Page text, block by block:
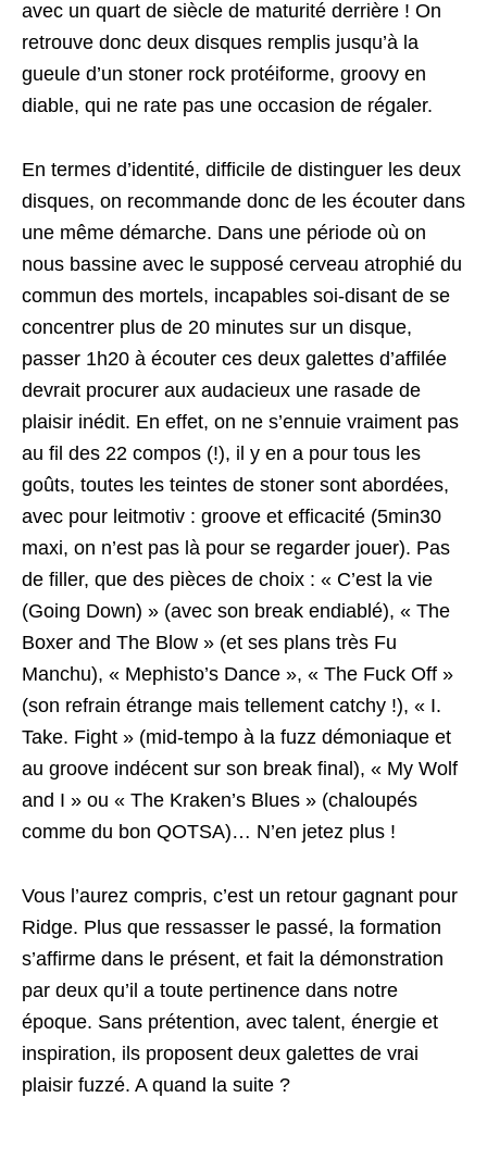
avec un quart de siècle de maturité derrière ! On
retrouve donc deux disques remplis jusqu’à la
gueule d’un stoner rock protéiforme, groovy en
diable, qui ne rate pas une occasion de régaler.
En termes d’identité, difficile de distinguer les deux
disques, on recommande donc de les écouter dans
une même démarche. Dans une période où on
nous bassine avec le supposé cerveau atrophié du
commun des mortels, incapables soi-disant de se
concentrer plus de 20 minutes sur un disque,
passer 1h20 à écouter ces deux galettes d’affilée
devrait procurer aux audacieux une rasade de
plaisir inédit. En effet, on ne s’ennuie vraiment pas
au fil des 22 compos (!), il y en a pour tous les
goûts, toutes les teintes de stoner sont abordées,
avec pour leitmotiv : groove et efficacité (5min30
maxi, on n’est pas là pour se regarder jouer). Pas
de filler, que des pièces de choix : « C’est la vie
(Going Down) » (avec son break endiablé), « The
Boxer and The Blow » (et ses plans très Fu
Manchu), « Mephisto’s Dance », « The Fuck Off »
(son refrain étrange mais tellement catchy !), « I.
Take. Fight » (mid-tempo à la fuzz démoniaque et
au groove indécent sur son break final), « My Wolf
and I » ou « The Kraken’s Blues » (chaloupés
comme du bon QOTSA)… N’en jetez plus !
Vous l’aurez compris, c’est un retour gagnant pour
Ridge. Plus que ressasser le passé, la formation
s’affirme dans le présent, et fait la démonstration
par deux qu’il a toute pertinence dans notre
époque. Sans prétention, avec talent, énergie et
inspiration, ils proposent deux galettes de vrai
plaisir fuzzé. A quand la suite ?